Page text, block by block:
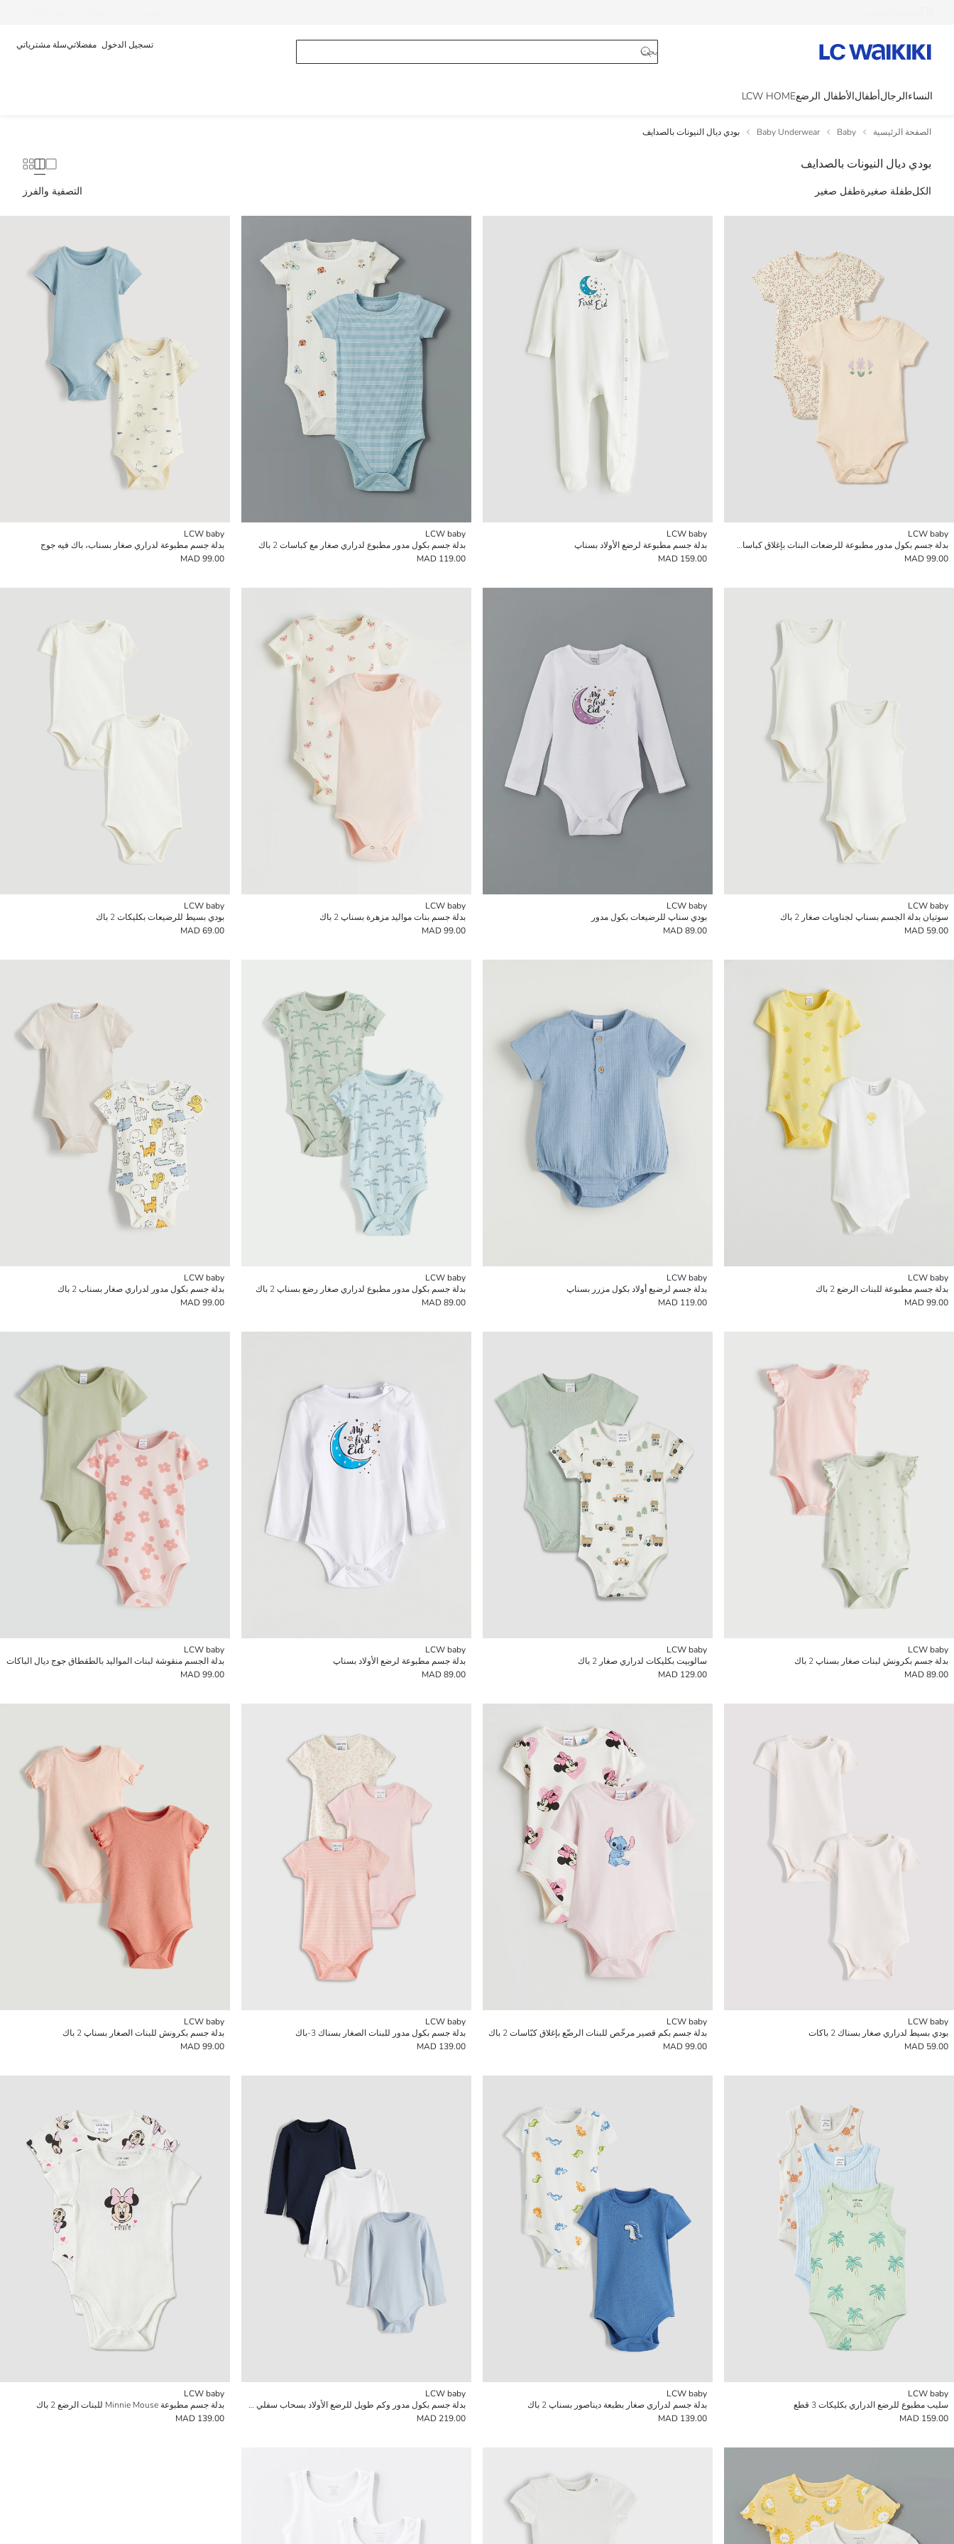
تسجيل الدخول مفضلاتيسلة مشترياتي
النساءالرجالأطفالالأطفال الرضعLCW HOME
الصفحة الرئيسية Baby
Baby Underwear بودي ديال النيونات بالصدايف
بودي ديال النيونات بالصدايف
الكلطفلة صغيرةطفل صغير التصفية والفرز
LCW baby
بدلة جسم بكول مدور مطبوعة للرضعات البنات بإغلاق كباسات - جوج فالباك
99.00 MAD
LCW baby
بدلة جسم مطبوعة لرضع الأولاد بسناپ
159.00 MAD
LCW baby
بدلة جسم بكول مدور مطبوع لدراري صغار مع كباسات 2 باك
119.00 MAD
LCW baby
بدلة جسم مطبوعة لدراري صغار بسناب، باك فيه جوج
99.00 MAD
LCW baby
سوتيان بدلة الجسم بسناپ لجناويات صغار 2 باك
59.00 MAD
LCW baby
بودي سناپ للرضيعات بكول مدور
89.00 MAD
LCW baby
بدلة جسم بنات مواليد مزهرة بسناپ 2 باك
99.00 MAD
LCW baby
بودي بسيط للرضيعات بكليكات 2 باك
69.00 MAD
LCW baby
بدلة جسم مطبوعة للبنات الرضع 2 باك
99.00 MAD
LCW baby
بدلة جسم لرضيع أولاد بكول مزرر بسناپ
119.00 MAD
LCW baby
بدلة جسم بكول مدور مطبوع لدراري صغار رضع بسناپ 2 باك
89.00 MAD
LCW baby
بدلة جسم بكول مدور لدراري صغار بسناب 2 باك
99.00 MAD
LCW baby
بدلة جسم بكرونش لبنات صغار بسناپ 2 باك
89.00 MAD
LCW baby
سالوبيت بكليكات لدراري صغار 2 باك
129.00 MAD
LCW baby
بدلة جسم مطبوعة لرضع الأولاد بسناپ
89.00 MAD
LCW baby
بدلة الجسم منقوشة لبنات المواليد بالطقطاق جوج ديال الباكات
99.00 MAD
LCW baby
بودي بسيط لدراري صغار بسناك 2 باكات
59.00 MAD
LCW baby
بدلة جسم بكم قصير مرخّص للبنات الرضّع بإغلاق كبّاسات 2 باك
99.00 MAD
LCW baby
بدلة جسم بكول مدور للبنات الصغار بسناك 3-باك
139.00 MAD
LCW baby
بدلة جسم بكرونش للبنات الصغار بسناپ 2 باك
99.00 MAD
LCW baby
سليب مطبوع للرضع الدراري بكليكات 3 قطع
159.00 MAD
LCW baby
بدلة جسم لدراري صغار بطبعة ديناصور بسناپ 2 باك
139.00 MAD
LCW baby
بدلة جسم بكول مدور وكم طويل للرضع الأولاد بسحاب سفلي 3-باك
219.00 MAD
LCW baby
بدلة جسم مطبوعة Minnie Mouse للبنات الرضع 2 باك
139.00 MAD